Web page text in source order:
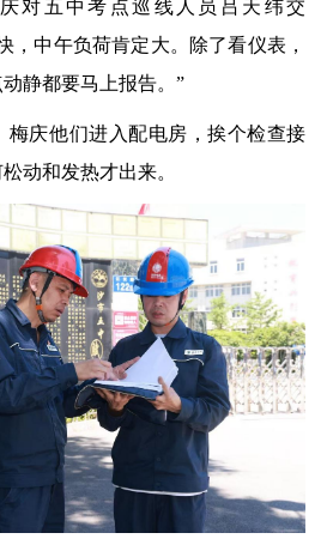
对五中考点巡线人员吕天纬交
，中午负荷肯定大。除了看仪表，
静都要马上报告。”
庆他们进入配电房，挨个检查接
动和发热才出来。